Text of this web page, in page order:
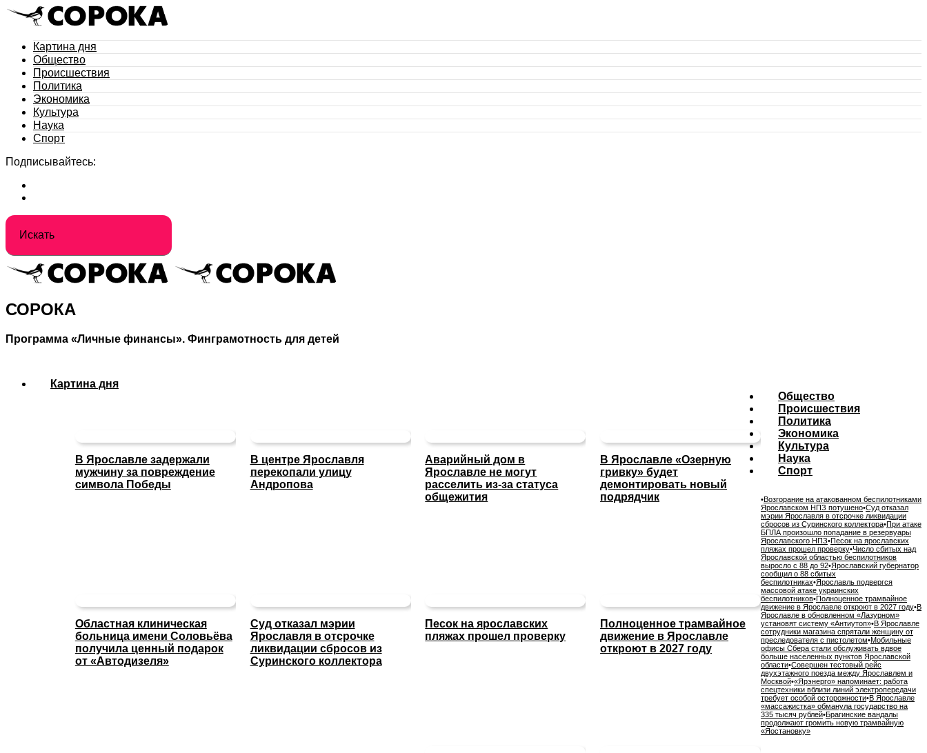
Картина дня
Общество
Происшествия
Политика
Экономика
Культура
Наука
Спорт
Подписывайтесь:
СОРОКА
Программа «Личные финансы». Финграмотность для детей
Картина дня
В Ярославле задержали
мужчину за повреждение
символа Победы
В центре Ярославля
перекопали улицу
Андропова
Аварийный дом в
Ярославле не могут
расселить из-за статуса
общежития
В Ярославле «Озерную
гривку» будет
демонтировать новый
подрядчик
Областная клиническая
больница имени Соловьёва
получила ценный подарок
от «Автодизеля»
Общество
Суд отказал мэрии
Ярославля в отсрочке
ликвидации сбросов из
Суринского коллектора
Песок на ярославских
пляжах прошел проверку
Полноценное трамвайное
движение в Ярославле
откроют в 2027 году
Происшествия
Политика
Экономика
Культура
Наука
Спорт
•Возгорание на атакованном беспилотниками
Ярославском НПЗ потушено•Суд отказал
мэрии Ярославля в отсрочке ликвидации
сбросов из Суринского коллектора•При атаке
БПЛА произошло попадание в резервуары
Ярославского НПЗ•Песок на ярославских
пляжах прошел проверку•Число сбитых над
Ярославской областью беспилотников
выросло с 88 до 92•Ярославский губернатор
сообщил о 88 сбитых
беспилотниках•Ярославль подвергся
массовой атаке украинских
беспилотников•Полноценное трамвайное
движение в Ярославле откроют в 2027 году•В
Ярославле в обновленном «Лазурном»
установят систему «Антиутоп»•В Ярославле
сотрудники магазина спрятали женщину от
преследователя с пистолетом•Мобильные
офисы Сбера стали обслуживать вдвое
больше населенных пунктов Ярославской
области•Совершен тестовый рейс
двухэтажного поезда между Ярославлем и
Москвой•«Ярэнерго» напоминает: работа
спецтехники вблизи линий электропередачи
требует особой осторожности•В Ярославле
«массажистка» обманула государство на
335 тысяч рублей•Брагинские вандалы
продолжают громить новую трамвайную
«Яостановку»